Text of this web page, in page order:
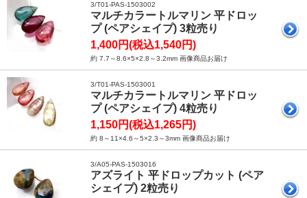
3/T01-PAS-1503002
マルチカラートルマリン 平ドロッ
プ (ペアシェイプ) 3粒売り
1,400円(税込1,540円)
約 7.7～8.6×5×2.8～3.2mm 画像商品お届け
3/T01-PAS-1503001
マルチカラートルマリン 平ドロッ
プ (ペアシェイプ) 4粒売り
1,150円(税込1,265円)
約 8～11×4.6～5×2.3～3mm 画像商品お届け
3/A05-PAS-1503016
アズライト 平ドロップカット (ペア
シェイプ) 2粒売り